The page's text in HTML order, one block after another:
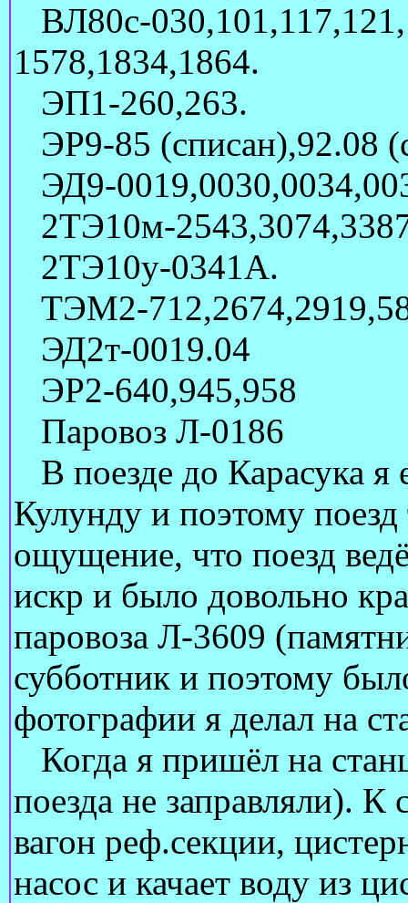
ВЛ80с-
1578,1834,1864.
ЭП1-260,263.
ЭР9-85 (списан),92.08
ЭД9-
2ТЭ10м-
2ТЭ10у-0341А.
ТЭМ2-
ЭД2т-0019.04
ЭР2-640,945,958
Паровоз Л-0186
В поезде до Карасука я
Кулунду и поэтому
ощущение, что поезд
искр и было довольно
паровоза Л-3609
субботник и поэтому
фотографии я делал на
Когда я пришёл на
поезда не заправляли).
вагон реф.секции,
насос и качает воду из